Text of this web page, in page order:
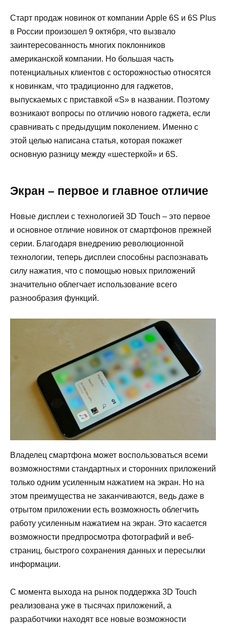
Старт продаж новинок от компании Apple 6S и 6S Plus
в России произошел 9 октября, что вызвало
заинтересованность многих поклонников
американской компании. Но большая часть
потенциальных клиентов с осторожностью относятся
к новинкам, что традиционно для гаджетов,
выпускаемых с приставкой «S» в названии. Поэтому
возникают вопросы по отличию нового гаджета, если
сравнивать с предыдущим поколением. Именно с
этой целью написана статья, которая покажет
основную разницу между «шестеркой» и 6S.
Экран – первое и главное отличие
Новые дисплеи с технологией 3D Touch – это первое
и основное отличие новинок от смартфонов прежней
серии. Благодаря внедрению революционной
технологии, теперь дисплеи способны распознавать
силу нажатия, что с помощью новых приложений
значительно облегчает использование всего
разнообразия функций.
Владелец смартфона может воспользоваться всеми
возможностями стандартных и сторонних приложений
только одним усиленным нажатием на экран. Но на
этом преимущества не заканчиваются, ведь даже в
отрытом приложении есть возможность облегчить
работу усиленным нажатием на экран. Это касается
возможности предпросмотра фотографий и веб-
страниц, быстрого сохранения данных и пересылки
информации.
С момента выхода на рынок поддержка 3D Touch
реализована уже в тысячах приложений, а
разработчики находят все новые возможности